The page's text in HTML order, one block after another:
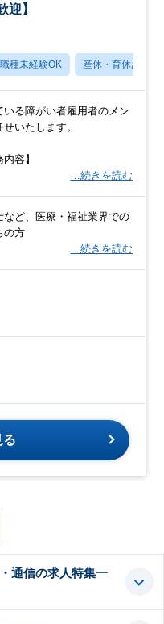
迎】
職種未経験OK 産休・育休あり
いる障がい者雇用者のメン
いたします。
容】
…続きを読む
など、医療・福祉業界での
の方
…続きを読む
る
通信の求人特集一